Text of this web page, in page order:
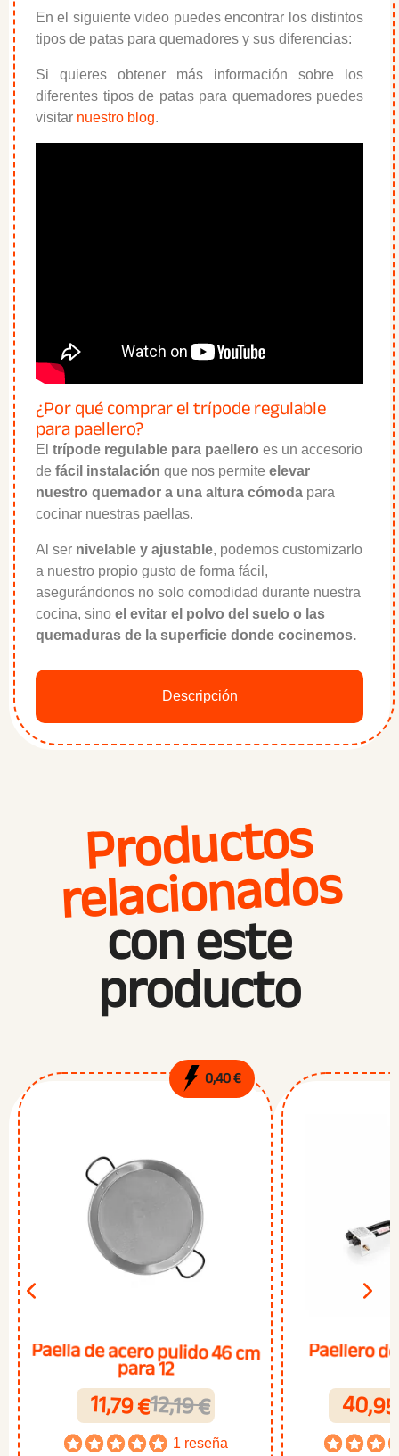
Descripción
En el siguiente video puedes encontrar los distintos
tipos de patas para quemadores y sus diferencias:
Si quieres obtener más información sobre los
diferentes tipos de patas para quemadores puedes
visitar nuestro blog.
¿Por qué comprar el trípode regulable
para paellero?
El trípode regulable para paellero es un accesorio
de fácil instalación que nos permite elevar
nuestro quemador a una altura cómoda para
cocinar nuestras paellas.
Al ser nivelable y ajustable, podemos customizarlo
a nuestro propio gusto de forma fácil,
asegurándonos no solo comodidad durante nuestra
cocina, sino el evitar el polvo del suelo o las
quemaduras de la superficie donde cocinemos.
Productos
relacionados
con este
producto
0,40 €
Paella de acero pulido 46 cm
para 12
11,79 €12,19 €
1 reseña
Paellero